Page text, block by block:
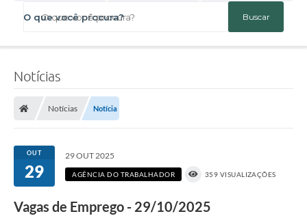
O que você procura?
Notícias
Notícias Notícia
OUT
29
29 OUT 2025
AGÊNCIA DO TRABALHADOR 359 VISUALIZAÇÕES
Vagas de Emprego - 29/10/2025